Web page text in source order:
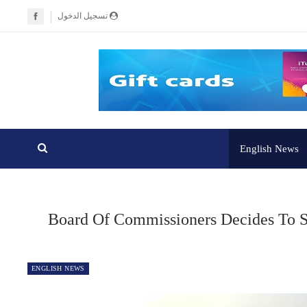
تسجيل الدخول
English News
Board Of Commissioners Decides To
ENGLISH NEWS